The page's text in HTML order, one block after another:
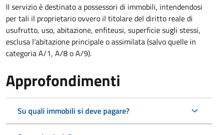
Il servizio è destinato a possessori di immobili, intendendosi
per tali il proprietario ovvero il titolare del diritto reale di
usufrutto, uso, abitazione, enfiteusi, superficie sugli stessi,
esclusa l’abitazione principale o assimilata (salvo quelle in
categoria A/1, A/8 o A/9).
Approfondimenti
Su quali immobili si deve pagare?